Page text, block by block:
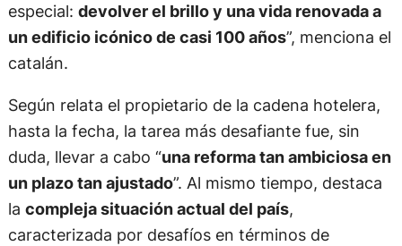
especial: devolver el brillo y una vida renovada a
un edificio icónico de casi 100 años”, menciona el
catalán.
Según relata el propietario de la cadena hotelera,
hasta la fecha, la tarea más desafiante fue, sin
duda, llevar a cabo “una reforma tan ambiciosa en
un plazo tan ajustado”. Al mismo tiempo, destaca
la compleja situación actual del país,
caracterizada por desafíos en términos de